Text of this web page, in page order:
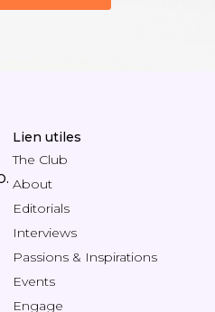
Lien utiles
The Club
About
Editorials
Interviews
Passions & Inspirations
Events
Engage